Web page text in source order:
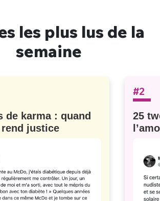
les plus lus de la
semaine
de karma : quand
rend justice
#2
25